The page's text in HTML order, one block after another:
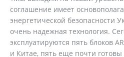
соглашение имеет
энергетической безопасности
очень надежная технология.
эксплуатируются пять блоков
и Китае, пять еще почти